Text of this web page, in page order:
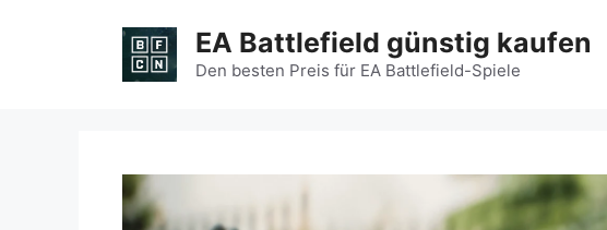
EA Battlefield günstig kaufen
Den besten Preis für EA Battlefield-Spiele